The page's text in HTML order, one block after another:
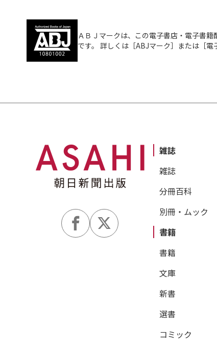
ＡＢＪマークは、この電子書店・電子書
です。 詳しくは［ABJマーク］または［
雑誌
雑誌
分冊百科
別冊・ムック
書籍
書籍
文庫
新書
選書
コミック